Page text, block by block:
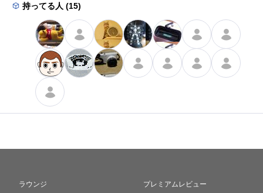
持ってる人 (15)
ラウンジ プレミアムレビュー